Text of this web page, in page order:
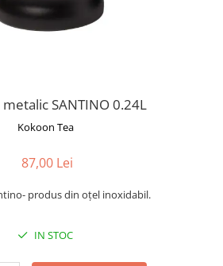
metalic SANTINO 0.24L
Kokoon Tea
87,00 Lei
produs din oțel inoxidabil.
IN STOC